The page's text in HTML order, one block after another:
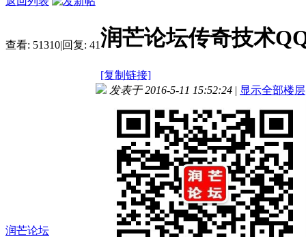
查看: 51310|回复: 41润芒论坛传奇技术
[复制链接]
润芒论坛
发表于 2016-5-11 15:52:24 | 显示全部楼层